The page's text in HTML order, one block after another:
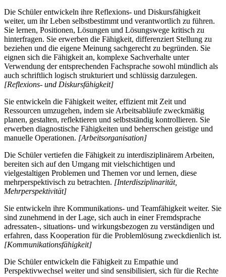
Die Schüler entwickeln ihre Reflexions- und Diskursfähigkeit
weiter, um ihr Leben selbstbestimmt und verantwortlich zu führen.
Sie lernen, Positionen, Lösungen und Lösungswege kritisch zu
hinterfragen. Sie erwerben die Fähigkeit, differenziert Stellung zu
beziehen und die eigene Meinung sachgerecht zu begründen. Sie
eignen sich die Fähigkeit an, komplexe Sachverhalte unter
Verwendung der entsprechenden Fachsprache sowohl mündlich als
auch schriftlich logisch strukturiert und schlüssig darzulegen.
[Reflexions- und Diskursfähigkeit]
Sie entwickeln die Fähigkeit weiter, effizient mit Zeit und
Ressourcen umzugehen, indem sie Arbeitsabläufe zweckmäßig
planen, gestalten, reflektieren und selbstständig kontrollieren. Sie
erwerben diagnostische Fähigkeiten und beherrschen geistige und
manuelle Operationen. [Arbeitsorganisation]
Die Schüler vertiefen die Fähigkeit zu interdisziplinärem Arbeiten,
bereiten sich auf den Umgang mit vielschichtigen und
vielgestaltigen Problemen und Themen vor und lernen, diese
mehrperspektivisch zu betrachten. [Interdisziplinarität,
Mehrperspektivität]
Sie entwickeln ihre Kommunikations- und Teamfähigkeit weiter. Sie
sind zunehmend in der Lage, sich auch in einer Fremdsprache
adressaten-, situations- und wirkungsbezogen zu verständigen und
erfahren, dass Kooperation für die Problemlösung zweckdienlich ist.
[Kommunikationsfähigkeit]
Die Schüler entwickeln die Fähigkeit zu Empathie und
Perspektivwechsel weiter und sind sensibilisiert, sich für die Rechte